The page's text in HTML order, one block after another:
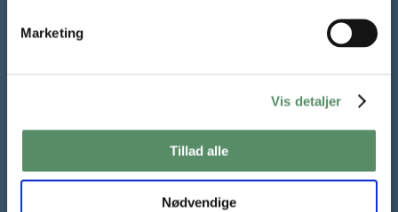
Marketing
Vis detaljer
Tillad alle
Nødvendige
Samtykke til at modtage nyhedsbrevet kan til enhver tid trækkes
tilbage,læs mere her